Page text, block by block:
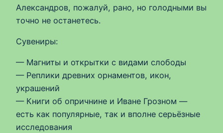
Александров, пожалуй, рано, но голодными вы
точно не останетесь.
Сувениры:
— Магниты и открытки с видами слободы
— Реплики древних орнаментов, икон,
украшений
— Книги об опричнине и Иване Грозном —
есть как популярные, так и вполне серьёзные
исследования